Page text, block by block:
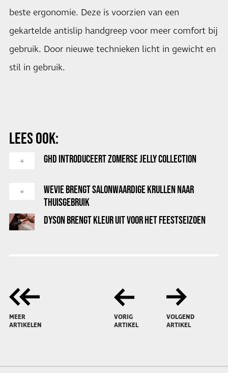
beste ergonomie. Deze is voorzien van een
gekartelde antislip handgreep voor meer comfort bij
gebruik. Door nieuwe technieken licht in gewicht en
stil in gebruik.
LEES OOK:
GHD INTRODUCEERT ZOMERSE JELLY COLLECTION
WEVIE BRENGT SALONWAARDIGE KRULLEN NAAR
THUISGEBRUIK
DYSON BRENGT KLEUR UIT VOOR HET FEESTSEIZOEN
MEER
ARTIKELEN
VORIG
ARTIKEL
VOLGEND
ARTIKEL